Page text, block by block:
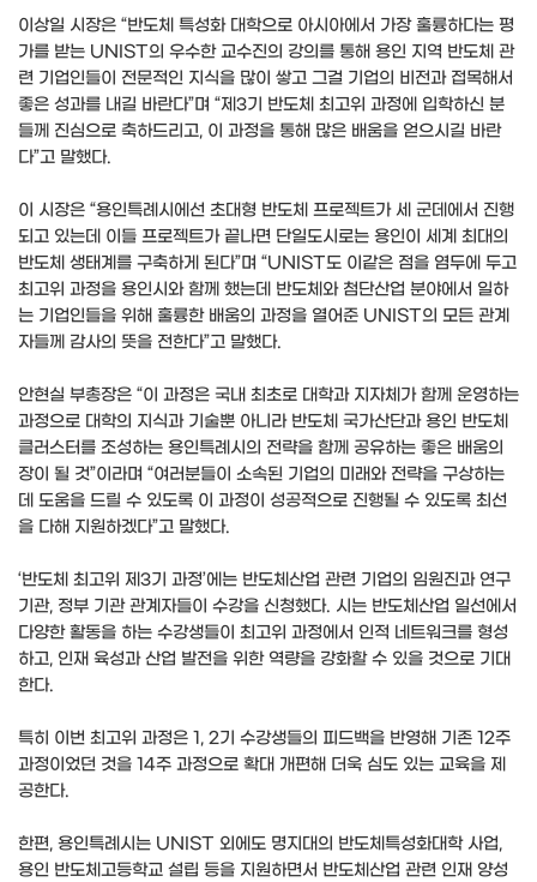
이상일 시장은 “반도체 특성화 대학으로 아시아에서 가장 훌륭하다는 평
가를 받는 UNIST의 우수한 교수진의 강의를 통해 용인 지역 반도체 관
련 기업인들이 전문적인 지식을 많이 쌓고 그걸 기업의 비전과 접목해서
좋은 성과를 내길 바란다”며 “제3기 반도체 최고위 과정에 입학하신 분
들께 진심으로 축하드리고, 이 과정을 통해 많은 배움을 얻으시길 바란
다”고 말했다.
이 시장은 “용인특례시에선 초대형 반도체 프로젝트가 세 군데에서 진행
되고 있는데 이들 프로젝트가 끝나면 단일도시로는 용인이 세계 최대의
반도체 생태계를 구축하게 된다”며 “UNIST도 이같은 점을 염두에 두고
최고위 과정을 용인시와 함께 했는데 반도체와 첨단산업 분야에서 일하
는 기업인들을 위해 훌륭한 배움의 과정을 열어준 UNIST의 모든 관계
자들께 감사의 뜻을 전한다”고 말했다.
안현실 부총장은 “이 과정은 국내 최초로 대학과 지자체가 함께 운영하는
과정으로 대학의 지식과 기술뿐 아니라 반도체 국가산단과 용인 반도체
클러스터를 조성하는 용인특례시의 전략을 함께 공유하는 좋은 배움의
장이 될 것”이라며 “여러분들이 소속된 기업의 미래와 전략을 구상하는
데 도움을 드릴 수 있도록 이 과정이 성공적으로 진행될 수 있도록 최선
을 다해 지원하겠다”고 말했다.
‘반도체 최고위 제3기 과정’에는 반도체산업 관련 기업의 임원진과 연구
기관, 정부 기관 관계자들이 수강을 신청했다. 시는 반도체산업 일선에서
다양한 활동을 하는 수강생들이 최고위 과정에서 인적 네트워크를 형성
하고, 인재 육성과 산업 발전을 위한 역량을 강화할 수 있을 것으로 기대
한다.
특히 이번 최고위 과정은 1, 2기 수강생들의 피드백을 반영해 기존 12주
과정이었던 것을 14주 과정으로 확대 개편해 더욱 심도 있는 교육을 제
공한다.
한편, 용인특례시는 UNIST 외에도 명지대의 반도체특성화대학 사업,
용인 반도체고등학교 설립 등을 지원하면서 반도체산업 관련 인재 양성